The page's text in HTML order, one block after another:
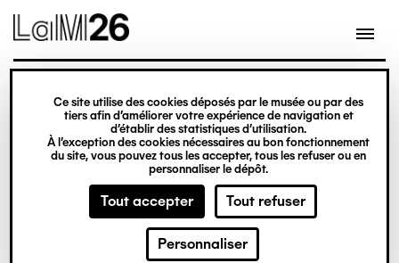
Gestion des cookies
Ce site utilise des cookies déposés par le musée ou par des
tiers afin d’améliorer votre expérience de navigation et
d’établir des statistiques d’utilisation.
À l’exception des cookies nécessaires au bon fonctionnement
du site, vous pouvez tous les accepter, tous les refuser ou en
personnaliser le dépôt.
Tout accepter Tout refuser
Personnaliser
contenu